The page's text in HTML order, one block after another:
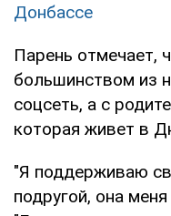
Донбассе
Парень отмечает,
большинством из
соцсеть, а с
которая живет в
"Я поддерживаю
подругой, она